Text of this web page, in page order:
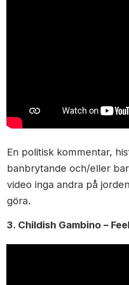
En politisk kommentar,
banbrytande och/eller
video inga andra på
göra.
3. Childish Gambino –